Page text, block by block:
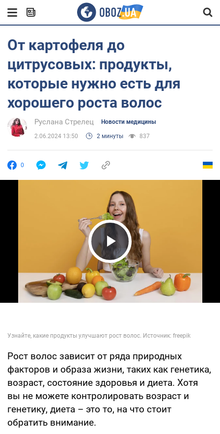
От картофеля до
цитрусовых: продукты,
которые нужно есть для
хорошего роста волос
Руслана Стрелец Новости медицины
2.06.2024 13:50 2 минуты 837
0
Play Video
Рост волос зависит от ряда природных
факторов и образа жизни, таких как генетика,
возраст, состояние здоровья и диета. Хотя
вы не можете контролировать возраст и
генетику, диета – это то, на что стоит
обратить внимание.